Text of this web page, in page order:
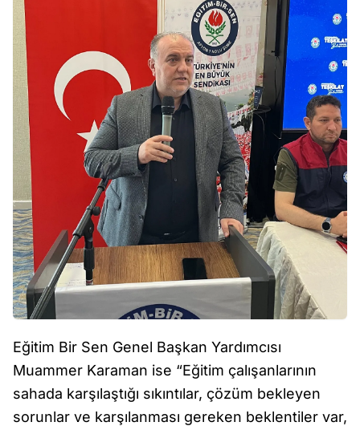
Eğitim Bir Sen Genel Başkan Yardımcısı
Muammer Karaman ise “Eğitim çalışanlarının
sahada karşılaştığı sıkıntılar, çözüm bekleyen
sorunlar ve karşılanması gereken beklentiler var,